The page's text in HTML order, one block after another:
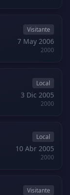
Visitante
7 May 2006
2000
Local
3 Dic 2005
2000
Local
10 Abr 2005
2000
Visitante